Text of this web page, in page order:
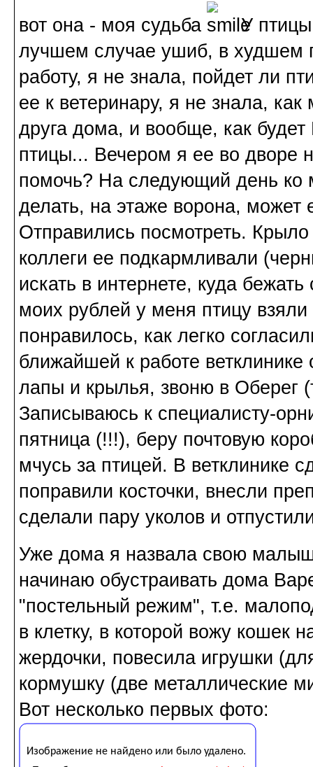
вот она - моя судьба
У
лучшем случае ушиб, в худшем
работу, я не знала, пойдет ли
ее к ветеринару, я не знала,
друга дома, и вообще, как
птицы... Вечером я ее во дворе
помочь? На следующий день ко
делать, на этаже ворона,
Отправились посмотреть.
коллеги ее подкармливали
искать в интернете, куда
моих рублей у меня птицу
понравилось, как легко
ближайшей к работе ветклинике
лапы и крылья, звоню в Оберег
Записываюсь к специалисту-
пятница (!!!), беру почтовую
мчусь за птицей. В ветклинике
поправили косточки, внесли
сделали пару уколов и
Уже дома я назвала свою
начинаю обустраивать дома
"постельный режим", т.е.
в клетку, в которой вожу кошек
жердочки, повесила игрушки
кормушку (две металлические
Вот несколько первых фото: